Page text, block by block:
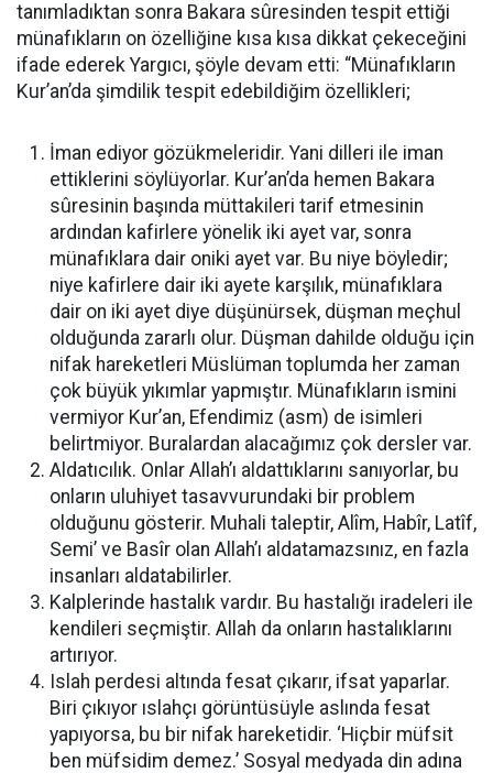
tanımladıktan sonra Bakara sûresinden tespit ettiği
münafıkların on özelliğine kısa kısa dikkat çekeceğini
ifade ederek Yargıcı, şöyle devam etti: “Münafıkların
Kur’an’da şimdilik tespit edebildiğim özellikleri;
İman ediyor gözükmeleridir. Yani dilleri ile iman
ettiklerini söylüyorlar. Kur’an’da hemen Bakara
sûresinin başında müttakileri tarif etmesinin
ardından kafirlere yönelik iki ayet var, sonra
münafıklara dair oniki ayet var. Bu niye böyledir;
niye kafirlere dair iki ayete karşılık, münafıklara
dair on iki ayet diye düşünürsek, düşman meçhul
olduğunda zararlı olur. Düşman dahilde olduğu için
nifak hareketleri Müslüman toplumda her zaman
çok büyük yıkımlar yapmıştır. Münafıkların ismini
vermiyor Kur’an, Efendimiz (asm) de isimleri
belirtmiyor. Buralardan alacağımız çok dersler var.
Aldatıcılık. Onlar Allah’ı aldattıklarını sanıyorlar, bu
onların uluhiyet tasavvurundaki bir problem
olduğunu gösterir. Muhali taleptir, Alîm, Habîr, Latîf,
Semi’ ve Basîr olan Allah’ı aldatamazsınız, en fazla
insanları aldatabilirler.
Kalplerinde hastalık vardır. Bu hastalığı iradeleri ile
kendileri seçmiştir. Allah da onların hastalıklarını
artırıyor.
Islah perdesi altında fesat çıkarır, ifsat yaparlar.
Biri çıkıyor ıslahçı görüntüsüyle aslında fesat
yapıyorsa, bu bir nifak hareketidir. ‘Hiçbir müfsit
ben müfsidim demez.’ Sosyal medyada din adına